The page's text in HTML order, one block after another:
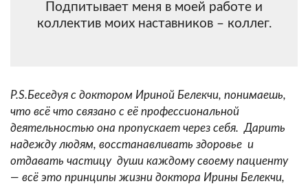
Подпитывает меня в моей работе и
коллектив моих наставников – коллег.
P.S.Беседуя с доктором Ириной Белекчи, понимаешь,
что всё что связано с её профессиональной
деятельностью она пропускает через себя. Дарить
надежду людям, восстанавливать здоровье и
отдавать частицу души каждому своему пациенту
— всё это принципы жизни доктора Ирины Белекчи,